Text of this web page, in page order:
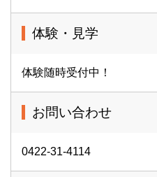
体験・見学
体験随時受付中！
お問い合わせ
0422-31-4114